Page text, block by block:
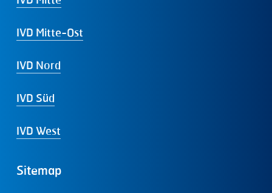
IVD Mitte-Ost
IVD Nord
IVD Süd
IVD West
Sitemap